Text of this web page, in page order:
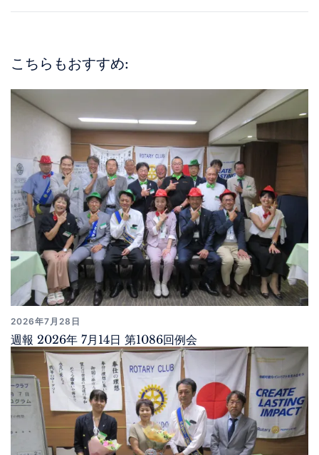
こちらもおすすめ:
2026年7月28日
週報 2026年 7月14日 第1086回例会